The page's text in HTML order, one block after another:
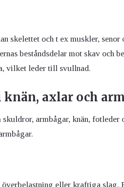
skelettet och t ex muskler, senor
beståndsdelar mot skav och
vilket leder till svullnad.
axlar och
armbågar, knän, fotleder
eller kraftiga slag.